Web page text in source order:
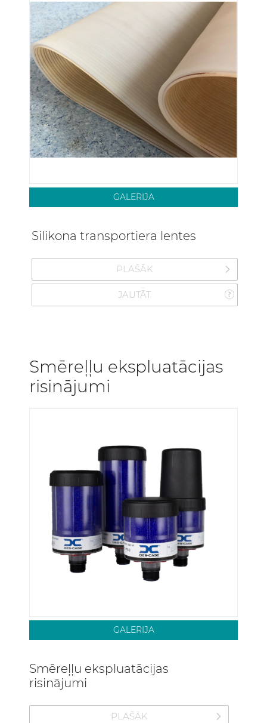
Silikona transportiera lentes
PLAŠĀK
JAUTĀT
GALERIJA
Smēreļļu ekspluatācijas
risinājumi
Smēreļļu ekspluatācijas
risinājumi
PLAŠĀK
GALERIJA